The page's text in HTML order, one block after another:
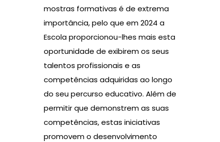
mostras formativas é de extrema
importância, pelo que em 2024 a
Escola proporcionou-lhes mais esta
oportunidade de exibirem os seus
talentos profissionais e as
competências adquiridas ao longo
do seu percurso educativo. Além de
permitir que demonstrem as suas
competências, estas iniciativas
promovem o desenvolvimento